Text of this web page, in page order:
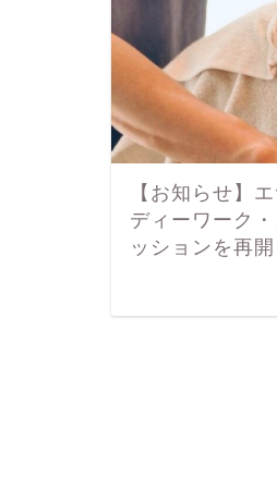
【お知らせ】
ディーワーク
ッションを再